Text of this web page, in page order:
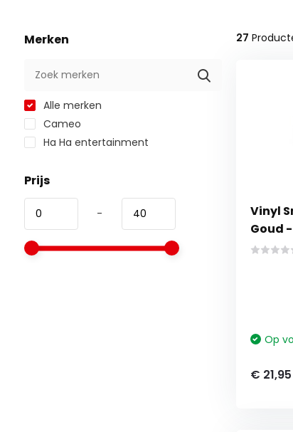
Merken
Alle merken
Cameo
Ha Ha entertainment
Prijs
-
27
Vinyl
Goud
Op
€ 21,95